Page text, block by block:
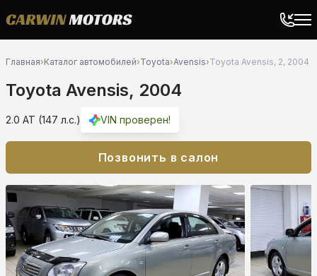
Главная›Каталог автомобилей›Toyota›Avensis›Toyota Avensis, 2, 2004
Toyota Avensis, 2004
2.0 AT (147 л.с.) VIN проверен!
Позвонить в салон